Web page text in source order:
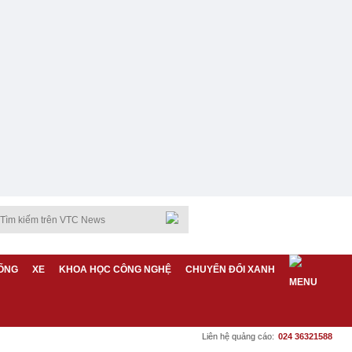
XE KHOA HỌC CÔNG NGHỆ CHUYỂN ĐỔI XANH
Liên hệ quảng cáo: 024 36321588